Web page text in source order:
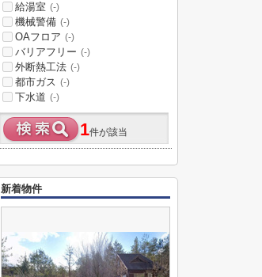
給湯室 (-)
機械警備 (-)
OAフロア (-)
バリアフリー (-)
外断熱工法 (-)
都市ガス (-)
下水道 (-)
1件が該当
新着物件